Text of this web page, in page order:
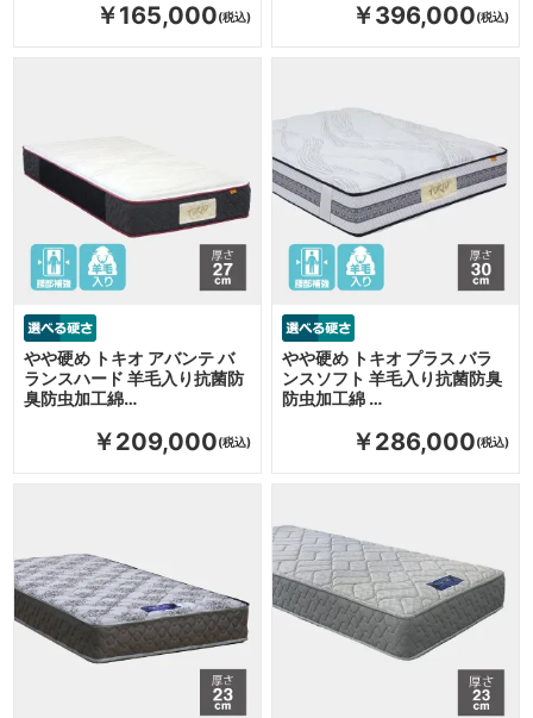
￥165,000 ￥396,000
やや硬め トキオ アバンテ バ
ランスハード 羊毛入り抗菌防
臭防虫加工綿…
￥209,000
やや硬め トキオ プラス バラ
ンスソフト 羊毛入り抗菌防臭
防虫加工綿 …
￥286,000